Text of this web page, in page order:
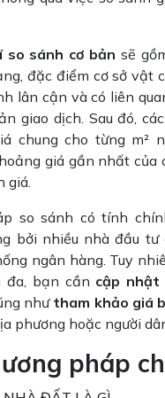
so sánh cơ bản sẽ
đặc điểm cơ sở vật
lân cận và có liên
giao dịch. Sau đó,
chung cho từng m²
giá gần nhất của
giá.
so sánh có tính
bởi nhiều nhà đầu tư
ngân hàng. Tuy
đa, bạn cần cập
nhưtham khảo giá
phương hoặc người
pháp